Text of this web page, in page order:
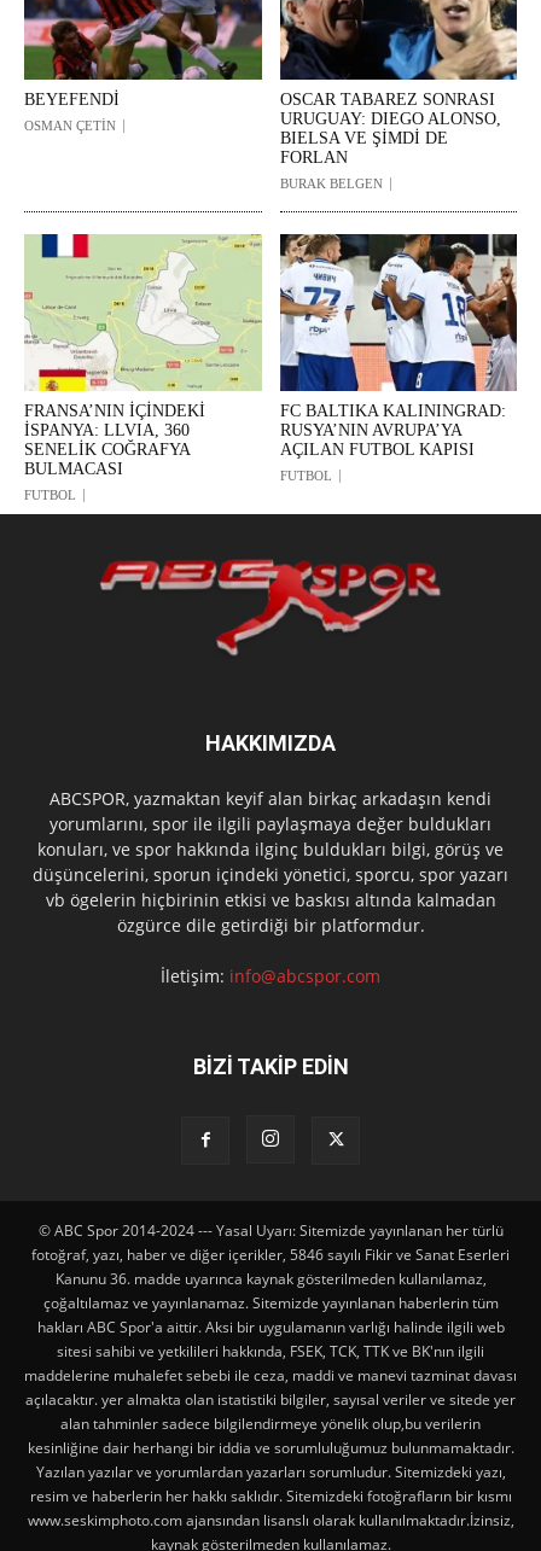
BEYEFENDİ
OSMAN ÇETİN
OSCAR TABAREZ SONRASI
URUGUAY: DIEGO ALONSO,
BIELSA VE ŞİMDİ DE
FORLAN
BURAK BELGEN
FRANSA’NIN İÇİNDEKİ
İSPANYA: LLVIA, 360
SENELİK COĞRAFYA
BULMACASI
FUTBOL
FC BALTIKA KALININGRAD:
RUSYA’NIN AVRUPA’YA
AÇILAN FUTBOL KAPISI
FUTBOL
HAKKIMIZDA
ABCSPOR, yazmaktan keyif alan birkaç arkadaşın kendi
yorumlarını, spor ile ilgili paylaşmaya değer buldukları
konuları, ve spor hakkında ilginç buldukları bilgi, görüş ve
düşüncelerini, sporun içindeki yönetici, sporcu, spor yazarı
vb ögelerin hiçbirinin etkisi ve baskısı altında kalmadan
özgürce dile getirdiği bir platformdur.
İletişim: info@abcspor.com
BİZİ TAKİP EDİN
© ABC Spor 2014-2024 --- Yasal Uyarı: Sitemizde yayınlanan her türlü
fotoğraf, yazı, haber ve diğer içerikler, 5846 sayılı Fikir ve Sanat Eserleri
Kanunu 36. madde uyarınca kaynak gösterilmeden kullanılamaz,
çoğaltılamaz ve yayınlanamaz. Sitemizde yayınlanan haberlerin tüm
hakları ABC Spor'a aittir. Aksi bir uygulamanın varlığı halinde ilgili web
sitesi sahibi ve yetkilileri hakkında, FSEK, TCK, TTK ve BK'nın ilgili
maddelerine muhalefet sebebi ile ceza, maddi ve manevi tazminat davası
açılacaktır. yer almakta olan istatistiki bilgiler, sayısal veriler ve sitede yer
alan tahminler sadece bilgilendirmeye yönelik olup,bu verilerin
kesinliğine dair herhangi bir iddia ve sorumluluğumuz bulunmamaktadır.
Yazılan yazılar ve yorumlardan yazarları sorumludur. Sitemizdeki yazı,
resim ve haberlerin her hakkı saklıdır. Sitemizdeki fotoğrafların bir kısmı
www.seskimphoto.com ajansından lisanslı olarak kullanılmaktadır.İzinsiz,
kaynak gösterilmeden kullanılamaz.